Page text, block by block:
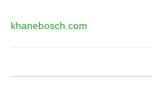
khanebosch.com